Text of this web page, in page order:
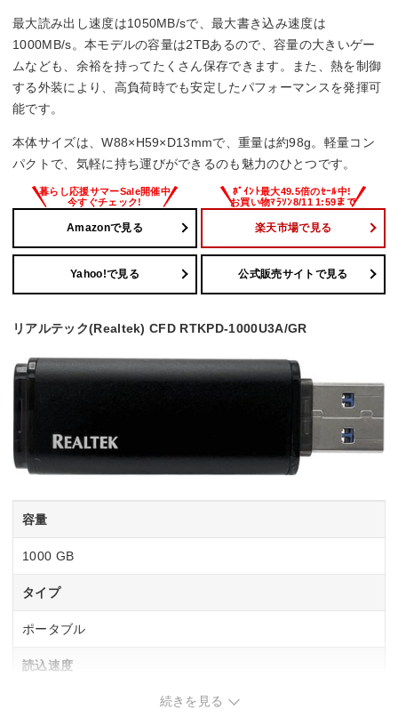
最大読み出し速度は1050MB/sで、最大書き込み速度は
1000MB/s。本モデルの容量は2TBあるので、容量の大きいゲー
ムなども、余裕を持ってたくさん保存できます。また、熱を制御
する外装により、高負荷時でも安定したパフォーマンスを発揮可
能です。
本体サイズは、W88×H59×D13mmで、重量は約98g。軽量コン
パクトで、気軽に持ち運びができるのも魅力のひとつです。
Amazonで見る 楽天市場で見る
Yahoo!で見る 公式販売サイトで見る
リアルテック(Realtek) CFD RTKPD-1000U3A/GR
容量
1000 GB
タイプ
ポータブル
読込速度
続きを見る